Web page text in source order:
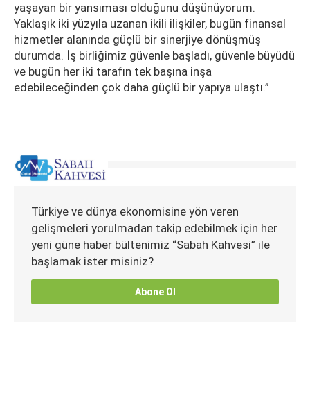
yaşayan bir yansıması olduğunu düşünüyorum.
Yaklaşık iki yüzyıla uzanan ikili ilişkiler, bugün finansal
hizmetler alanında güçlü bir sinerjiye dönüşmüş
durumda. İş birliğimiz güvenle başladı, güvenle büyüdü
ve bugün her iki tarafın tek başına inşa
edebileceğinden çok daha güçlü bir yapıya ulaştı.”
Türkiye ve dünya ekonomisine yön veren
gelişmeleri yorulmadan takip edebilmek için her
yeni güne haber bültenimiz “Sabah Kahvesi” ile
başlamak ister misiniz?
Abone Ol